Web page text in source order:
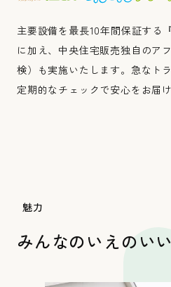
主要設備を最長10年間保証する
に加え、中央住宅販売独自のア
検）も実施いたします。急なト
定期的なチェックで安心をお届け
魅力
みんなのいえのい